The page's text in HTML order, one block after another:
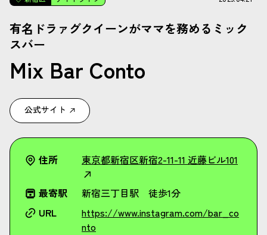
有名ドラァグクイーンがママを務めるミック
スバー
Mix Bar Conto
公式サイト
住所 東京都新宿区新宿2-11-11 近藤ビル101
最寄駅
新宿三丁目駅 徒歩1分
URL
https://www.instagram.com/bar_co
nto